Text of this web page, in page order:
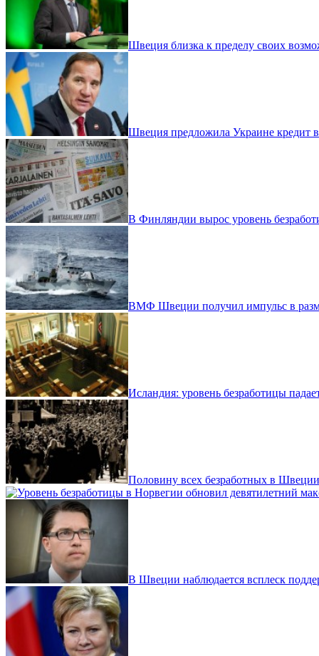
Швеция близка к пределу своих
Швеция предложила Украине кредит
В Финляндии вырос уровень
ВМФ Швеции получил импульс в
Исландия: уровень безработицы
Половину всех безработных в
В Швеции наблюдается всплеск